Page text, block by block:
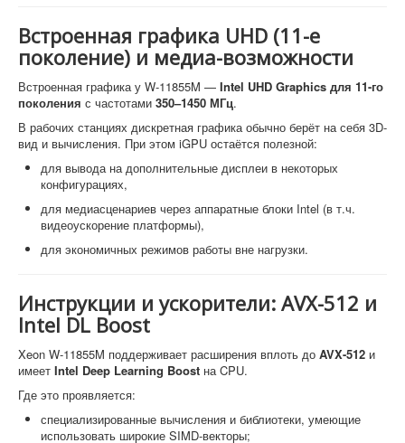
Встроенная графика UHD (11-е
поколение) и медиа-возможности
Встроенная графика у W-11855M — Intel UHD Graphics для 11-го
поколения с частотами 350–1450 МГц.
В рабочих станциях дискретная графика обычно берёт на себя 3D-
вид и вычисления. При этом iGPU остаётся полезной:
для вывода на дополнительные дисплеи в некоторых
конфигурациях,
для медиасценариев через аппаратные блоки Intel (в т.ч.
видеоускорение платформы),
для экономичных режимов работы вне нагрузки.
Инструкции и ускорители: AVX-512 и
Intel DL Boost
Xeon W-11855M поддерживает расширения вплоть до AVX-512 и
имеет Intel Deep Learning Boost на CPU.
Где это проявляется:
специализированные вычисления и библиотеки, умеющие
использовать широкие SIMD-векторы;